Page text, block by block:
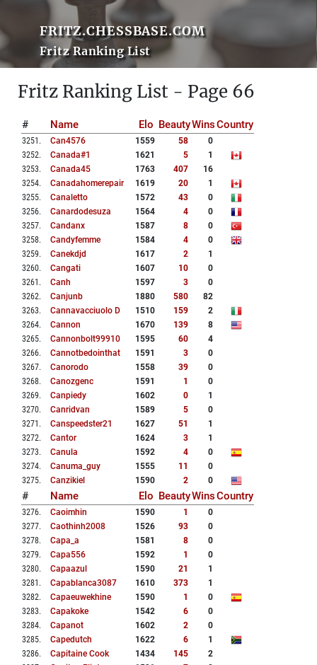
FRITZ.CHESSBASE.COM
Fritz Ranking List
Fritz Ranking List - Page 66
# Name Elo BeautyWinsCountry
3251 . Can4576 1559 58
0
3252. Canada#1 1621 5
1
3253. Canada45 1763 407
16
3254. Canadahomerepair 1619 20
1
3255. Canaletto 1572 43
0
3256. Canardodesuza 1564 4
0
3257. Candanx 1587 8
0
3258. Candyfemme 1584 4
0
3259. Canekdjd 1617 2
1
3260. Cangati 1607 10
0
3261 . Canh 1597 3
0
3262. Canjunb 1880 580
82
3263. Cannavacciuolo D 1510 159
2
3264. Cannon 1670 139
8
3265. Cannonbolt99910 1595 60
4
3266. Cannotbedointhat 1591 3
0
3267. Canorodo 1558 39
0
3268. Canozgenc 1591 1
0
3269. Canpiedy 1602 0
1
3270. Canridvan 1589 5
0
3271 . Canspeedster21 1627 51
1
3272. Cantor 1624 3
1
3273. Canula 1592 4
0
3274. Canuma_guy 1555 11
0
3275. Canzikiel 1590 2 0
# Name Elo BeautyWinsCountry
3276. Caoimhin 1590 1
0
3277. Caothinh2008 1526 93
0
3278. Capa_a 1581 8
0
3279. Capa556 1592 1
0
3280. Capaazul 1590 21
1
3281 . Capablanca3087 1610 373
1
3282. Capaeuwekhine 1590 1
0
3283. Capakoke 1542 6
0
3284. Capanot 1602 2
0
3285. Capedutch 1622 6
1
3286. Capitaine Cook 1434 145
2